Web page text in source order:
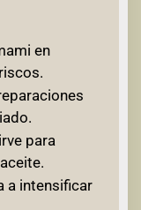
en
para
a intensificar